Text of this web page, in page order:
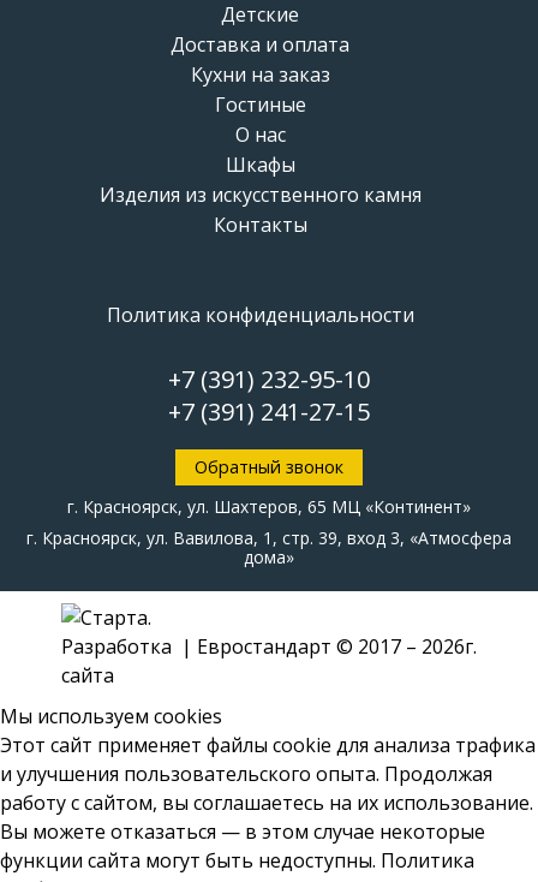
Детские
Доставка и оплата
Кухни на заказ
Гостиные
О нас
Шкафы
Изделия из искусственного камня
Контакты
Политика конфиденциальности
+7 (391) 232-95-10
+7 (391) 241-27-15
Обратный звонок
г. Красноярск, ул. Шахтеров, 65 МЦ «Континент»
г. Красноярск, ул. Вавилова, 1, стр. 39, вход 3, «Атмосфера
дома»
| Евростандарт © 2017 – 2026г.
Мы используем cookies
Этот сайт применяет файлы cookie для анализа трафика
и улучшения пользовательского опыта. Продолжая
работу с сайтом, вы соглашаетесь на их использование.
Вы можете отказаться — в этом случае некоторые
функции сайта могут быть недоступны. Политика